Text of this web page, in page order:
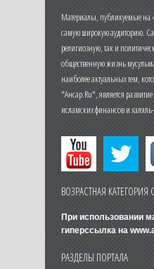
Материалы, публикуемые на
самую широкую аудиторию.
религиозную, так и
общественную жизнь
наиболее актуальных тем,
"Ансар.Ru", является
исламских финансов и
ВОЗРАСТНАЯ КАТЕГОРИЯ
При использовании
гиперссылка на
РАЗДЕЛЫ ПОРТАЛА